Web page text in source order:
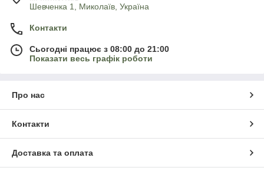
Шевченка 1, Миколаїв, Україна
Контакти
Сьогодні працює з 08:00 до 21:00
Показати весь графік роботи
Про нас
Контакти
Доставка та оплата